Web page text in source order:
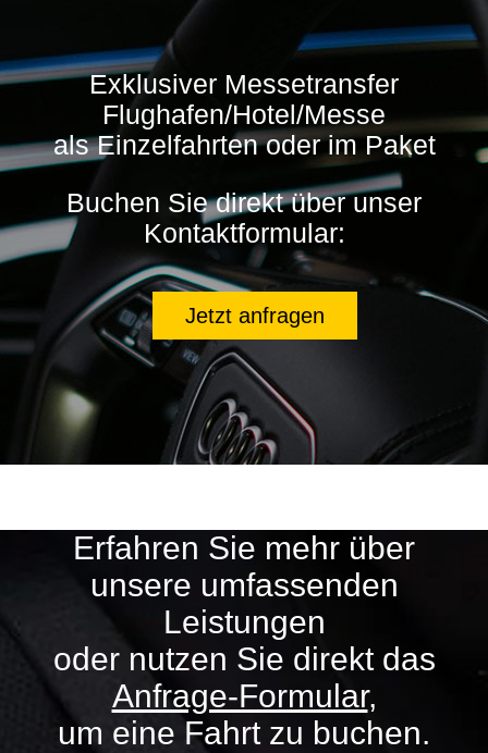
Exklusiver Messetransfer
Flughafen/Hotel/Messe
als Einzelfahrten oder im Paket
Buchen Sie direkt über unser
Kontaktformular:
Jetzt anfragen
Erfahren Sie mehr über
unsere umfassenden
Leistungen
oder nutzen Sie direkt das
Anfrage-Formular,
um eine Fahrt zu buchen.